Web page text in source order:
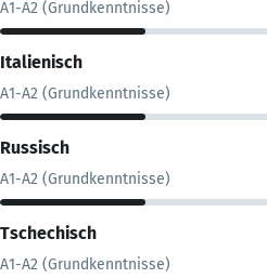
A1-A2 (Grundkenntnisse)
Italienisch
A1-A2 (Grundkenntnisse)
Russisch
A1-A2 (Grundkenntnisse)
Tschechisch
A1-A2 (Grundkenntnisse)